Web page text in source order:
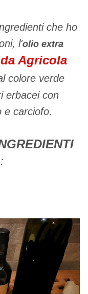
che ho
l'olio extra
Agricola
colore verde
erbacei con
e carciofo.